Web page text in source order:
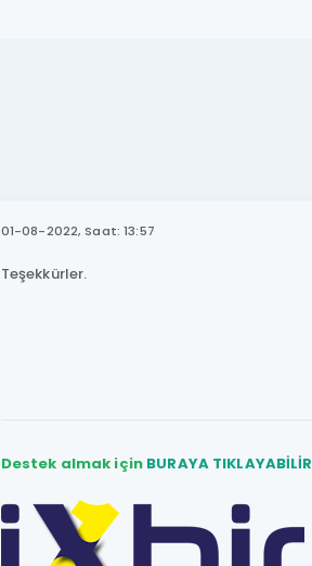
01-08-2022, Saat: 13:57
Teşekkürler.
Destek almak için BURAYA